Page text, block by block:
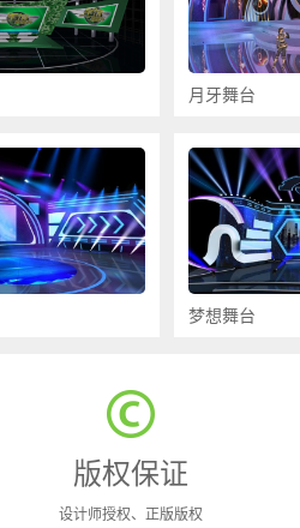
月牙舞台
梦想舞台
版权保证
设计师授权、正版版权